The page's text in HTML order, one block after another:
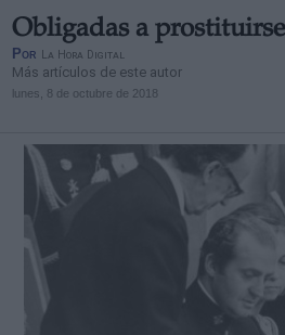
Obligadas a
Por La Hora Digital
Más artículos de este autor
lunes, 8 de octubre de 2018
Derechos:
link